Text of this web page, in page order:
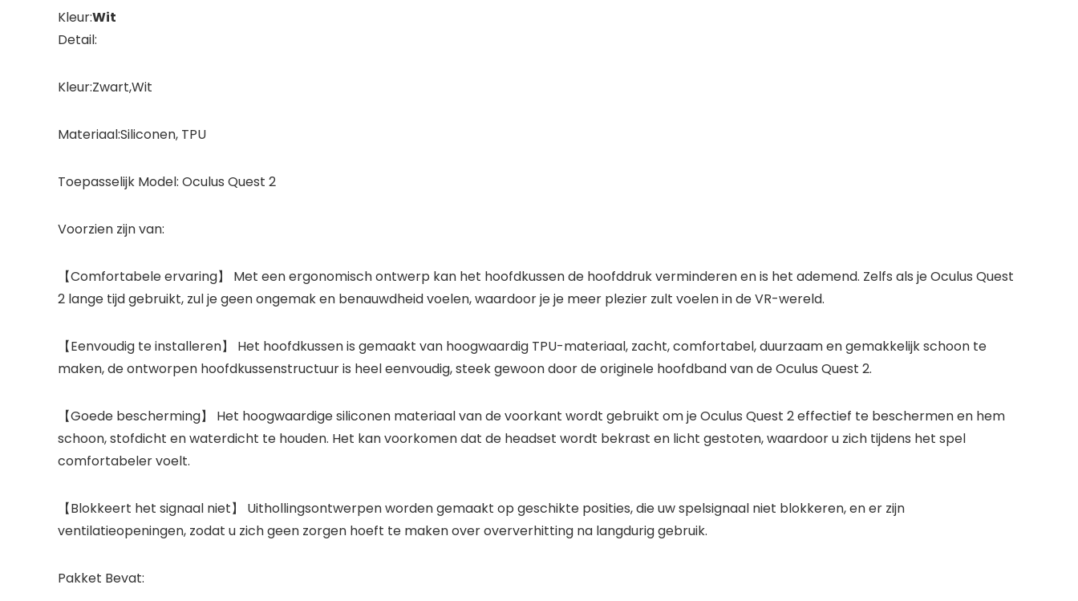
Kleur:Wit
Detail:
Kleur:Zwart,Wit
Materiaal:Siliconen, TPU
Toepasselijk Model: Oculus Quest 2
Voorzien zijn van:
【Comfortabele ervaring】 Met een ergonomisch ontwerp kan het hoofdkussen de hoofddruk verminderen en is het ademend. Zelfs als je Oculus Quest
2 lange tijd gebruikt, zul je geen ongemak en benauwdheid voelen, waardoor je je meer plezier zult voelen in de VR-wereld.
【Eenvoudig te installeren】 Het hoofdkussen is gemaakt van hoogwaardig TPU-materiaal, zacht, comfortabel, duurzaam en gemakkelijk schoon te
maken, de ontworpen hoofdkussenstructuur is heel eenvoudig, steek gewoon door de originele hoofdband van de Oculus Quest 2.
【Goede bescherming】 Het hoogwaardige siliconen materiaal van de voorkant wordt gebruikt om je Oculus Quest 2 effectief te beschermen en hem
schoon, stofdicht en waterdicht te houden. Het kan voorkomen dat de headset wordt bekrast en licht gestoten, waardoor u zich tijdens het spel
comfortabeler voelt.
【Blokkeert het signaal niet】 Uithollingsontwerpen worden gemaakt op geschikte posities, die uw spelsignaal niet blokkeren, en er zijn
ventilatieopeningen, zodat u zich geen zorgen hoeft te maken over oververhitting na langdurig gebruik.
Pakket Bevat: